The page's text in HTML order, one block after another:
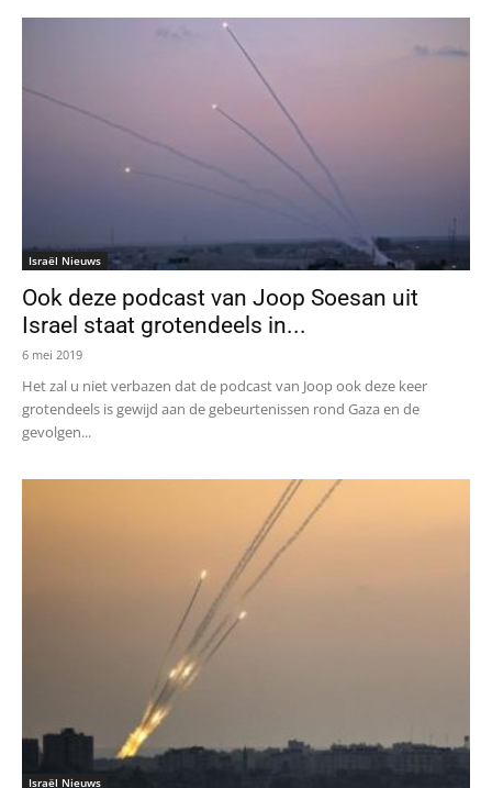
Israël Nieuws
Ook deze podcast van Joop Soesan uit
Israel staat grotendeels in...
6 mei 2019
Het zal u niet verbazen dat de podcast van Joop ook deze keer
grotendeels is gewijd aan de gebeurtenissen rond Gaza en de
gevolgen...
Israël Nieuws